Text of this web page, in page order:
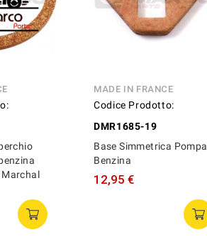
Marchal
MADE IN FRANCE
Codice Prodotto:
DMR1685-19
Base Simmetrica Pompa
Benzina
12,95 €